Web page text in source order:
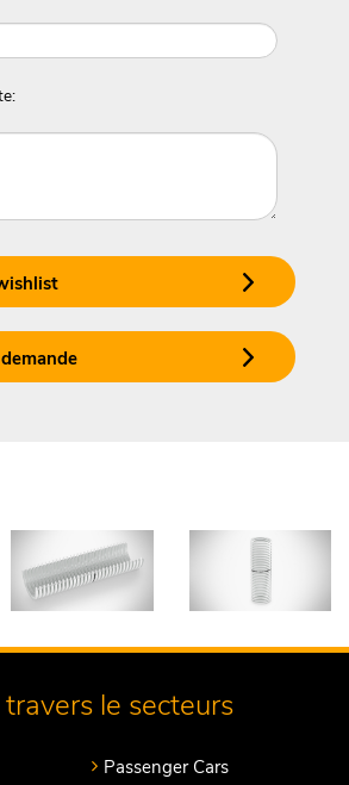
le secteurs
Passenger Cars